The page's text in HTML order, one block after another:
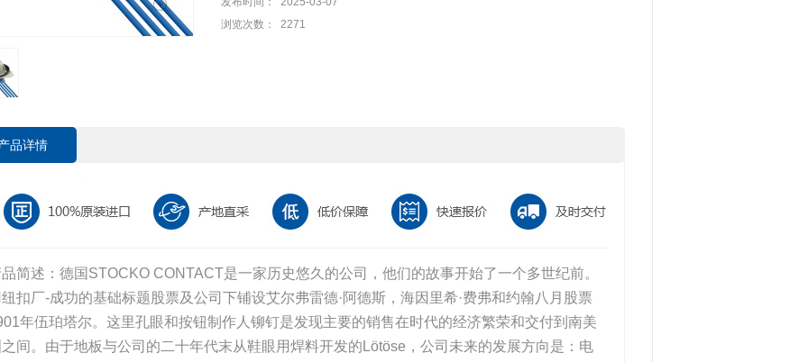
浏览次数： 2271
品详情
简述：德国STOCKO CONTACT是一家历史悠久的公司，他们的故事开始了一个多世纪前。
扣厂-成功的基础标题股票及公司下铺设艾尔弗雷德·阿德斯，海因里希·费弗和约翰八月股票
年伍珀塔尔。这里孔眼和按钮制作人铆钉是发现主要的销售在时代的经济繁荣和交付到南美
间。由于地板与公司的二十年代末从鞋眼用焊料开发的Lötöse，公司未来的发展方向是：电